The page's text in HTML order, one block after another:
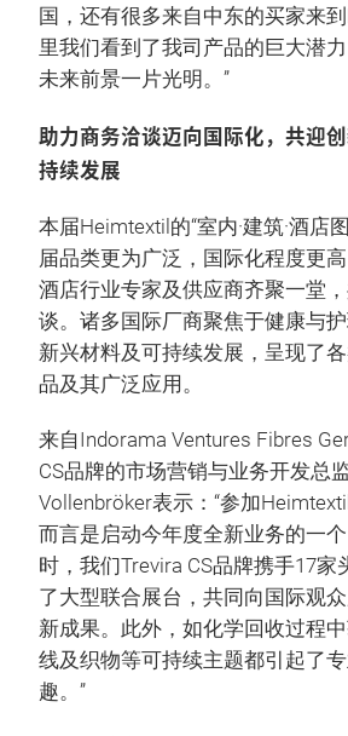
国，还有很多来自中东的买家来
里我们看到了我司产品的巨大潜
未来前景一片光明。”
助力商务洽谈迈向国际化，共迎
持续发展
本届Heimtextil的“室内·建筑·酒店
届品类更为广泛，国际化程度更高
酒店行业专家及供应商齐聚一堂
谈。诸多国际厂商聚焦于健康与护
新兴材料及可持续发展，呈现了
品及其广泛应用。
来自Indorama Ventures Fibres
CS品牌的市场营销与业务开发总
Vollenbröker表示：“参加
而言是启动今年度全新业务的一
时，我们Trevira CS品牌携手17家
了大型联合展台，共同向国际观
新成果。此外，如化学回收过程
线及织物等可持续主题都引起了
趣。”